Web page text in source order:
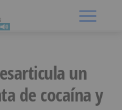
un
de cocaína y